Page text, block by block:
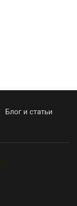
Блог и статьи